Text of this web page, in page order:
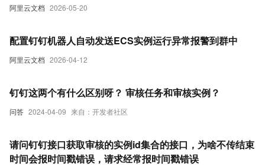
阿里云文档 2026-05-20
阿里云文档 2026-04-12
配置钉钉机器人自动发送ECS实例运行异常报警到群中
问答 2024-04-09 来自：开发者社区
钉钉这两个有什么区别呀？ 审核任务和审核实例？
请问钉钉接口获取审核的实例id集合的接口，为啥不传结束
时间会报时间戳错误，请求经常报时间戳错误